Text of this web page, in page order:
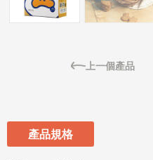
上一個產品
產品規格